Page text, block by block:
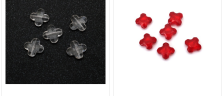
relevantnější
obsah a
reklamu, a
to i s
pomocí
našich
partnerů
analýzu a
marketing.